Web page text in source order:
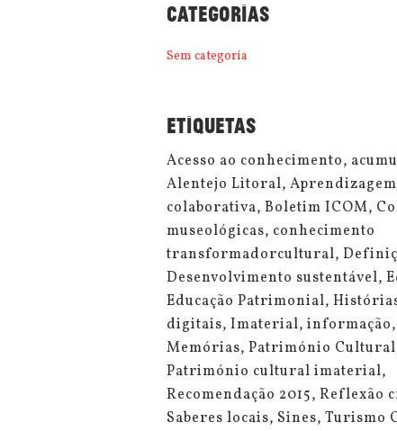
CATEGORIAS
Sem categoria
ETIQUETAS
Acesso ao conhecimento
Alentejo Litoral Aprendizagem
colaborativa Boletim ICOM
museológicas conhecimento
transformadorcultural
Desenvolvimento sustentável
Educação Patrimonial
digitais Imaterial informação
Memórias Património Cultural
Património cultural imaterial
Recomendação 2015 Reflexão
Saberes locais Sines Turismo